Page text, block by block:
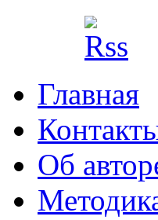
Главная
Об